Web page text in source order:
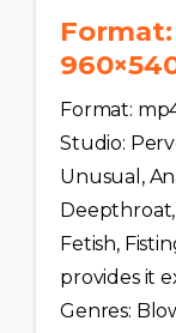
Format:
Studio:
Unusual,
Deepthroat,
Fetish,
provides it
Genres: